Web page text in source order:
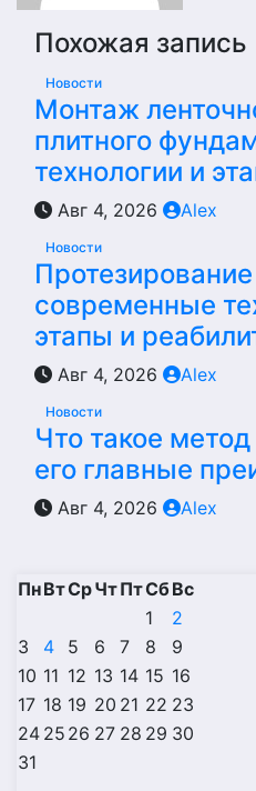
Похожая запись
Новости
Монтаж
плитного
технологии и
Авг 4, 2026 Alex
Новости
современные
этапы и
Авг 4, 2026 Alex
Новости
Что такое
его главные
Авг 4, 2026 Alex
ПнВтСрЧтПтСбВс
1
2
3
4 5 6 7 8
9
10 11 12 13 14 15 16
17 18 19 20 21 22 23
24 25 26 27 28 29 30
31